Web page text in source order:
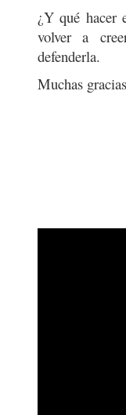
¿Y qué hacer
volver a
defenderla.
Muchas